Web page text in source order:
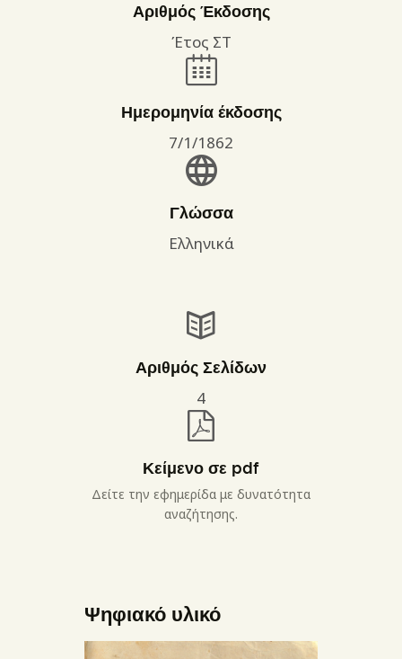
Αριθμός Έκδοσης
Έτος ΣΤ
Ημερομηνία έκδοσης
7/1/1862
Γλώσσα
Ελληνικά
Αριθμός Σελίδων
4
Κείμενο σε pdf
Δείτε την εφημερίδα με δυνατότητα
αναζήτησης.
Ψηφιακό υλικό